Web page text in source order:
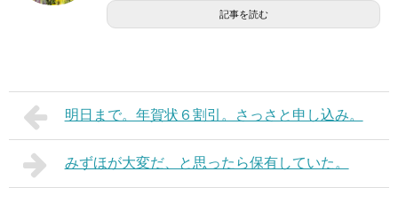
記事を読む
明日まで。年賀状６割引。さっさと申し込み。
みずほが大変だ、と思ったら保有していた。